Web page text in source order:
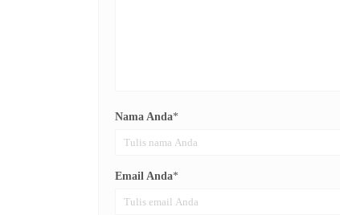
Nama Anda*
Email Anda*